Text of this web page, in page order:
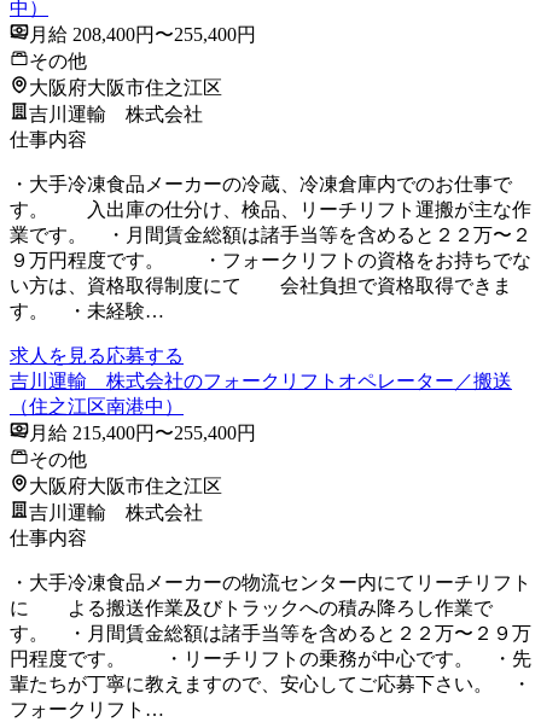
中）
月給 208,400円〜255,400円
その他
大阪府大阪市住之江区
吉川運輸 株式会社
仕事内容
・大手冷凍食品メーカーの冷蔵、冷凍倉庫内でのお仕事で
す。 入出庫の仕分け、検品、リーチリフト運搬が主な作
業です。 ・月間賃金総額は諸手当等を含めると２２万〜２
９万円程度です。 ・フォークリフトの資格をお持ちでな
い方は、資格取得制度にて 会社負担で資格取得できま
す。 ・未経験…
求人を見る応募する
吉川運輸 株式会社のフォークリフトオペレーター／搬送
（住之江区南港中）
月給 215,400円〜255,400円
その他
大阪府大阪市住之江区
吉川運輸 株式会社
仕事内容
・大手冷凍食品メーカーの物流センター内にてリーチリフト
に よる搬送作業及びトラックへの積み降ろし作業で
す。 ・月間賃金総額は諸手当等を含めると２２万〜２９万
円程度です。 ・リーチリフトの乗務が中心です。 ・先
輩たちが丁寧に教えますので、安心してご応募下さい。 ・
フォークリフト…